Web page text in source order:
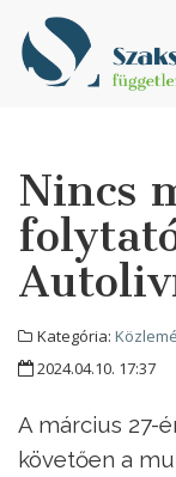
Nincs
Kategória:
2024.04.10. 17:37
A március 27-
követően a